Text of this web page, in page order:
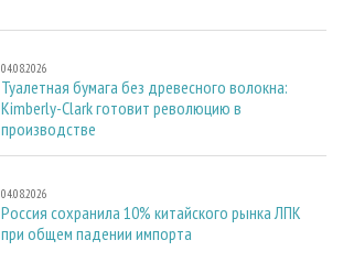
04.08.2026
Туалетная бумага без древесного волокна:
Kimberly-Clark готовит революцию в
производстве
04.08.2026
Россия сохранила 10% китайского рынка ЛПК
при общем падении импорта